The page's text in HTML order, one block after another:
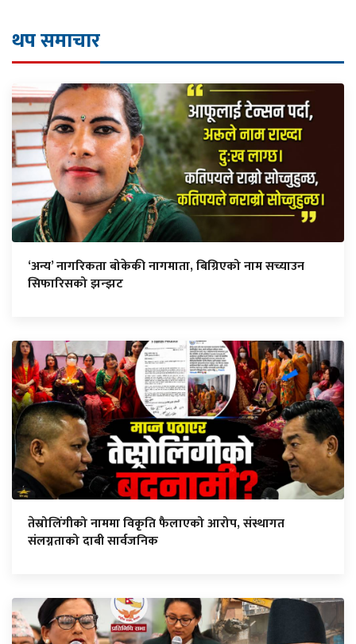
थप समाचार
‘अन्य’ नागरिकता बोकेकी नागमाता, बिग्रिएको नाम सच्याउन
सिफारिसको झन्झट
तेस्रोलिंगीको नाममा विकृति फैलाएको आरोप, संस्थागत
संलग्नताको दाबी सार्वजनिक